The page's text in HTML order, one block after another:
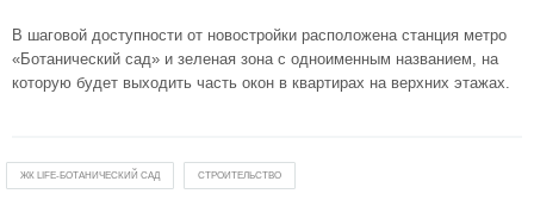
В шаговой доступности от новостройки расположена станция метро
«Ботанический сад» и зеленая зона с одноименным названием, на
которую будет выходить часть окон в квартирах на верхних этажах.
ЖК LIFE-БОТАНИЧЕСКИЙ САД СТРОИТЕЛЬСТВО